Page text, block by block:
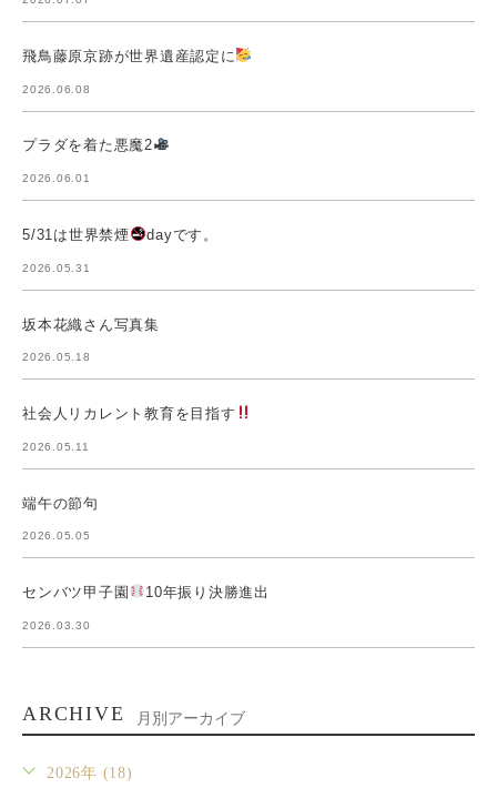
飛鳥藤原京跡が世界遺産認定に
2026.06.08
プラダを着た悪魔2
2026.06.01
5/31は世界禁煙 dayです。
2026.05.31
坂本花織さん写真集
2026.05.18
社会人リカレント教育を目指す
2026.05.11
端午の節句
2026.05.05
センバツ甲子園 10年振り決勝進出
2026.03.30
ARCHIVE 月別アーカイブ
2026年 (18)